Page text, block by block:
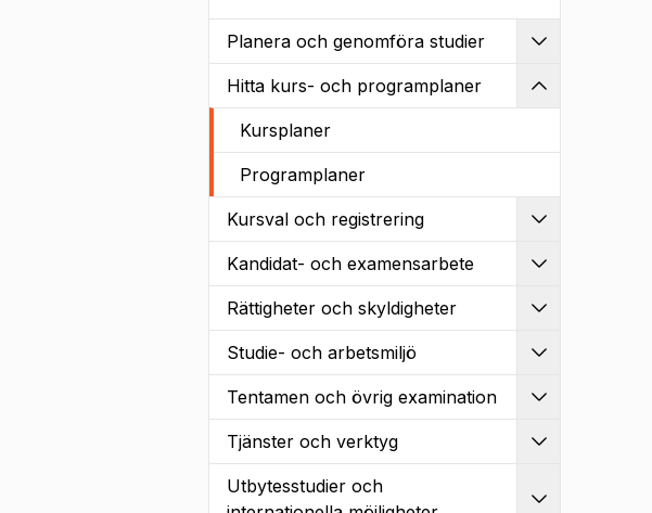
Planera och genomföra studier
Hitta kurs- och programplaner
Kursplaner
Programplaner
Kursval och registrering
Kandidat- och examensarbete
Rättigheter och skyldigheter
Studie- och arbetsmiljö
Tentamen och övrig examination
Tjänster och verktyg
Utbytesstudier och